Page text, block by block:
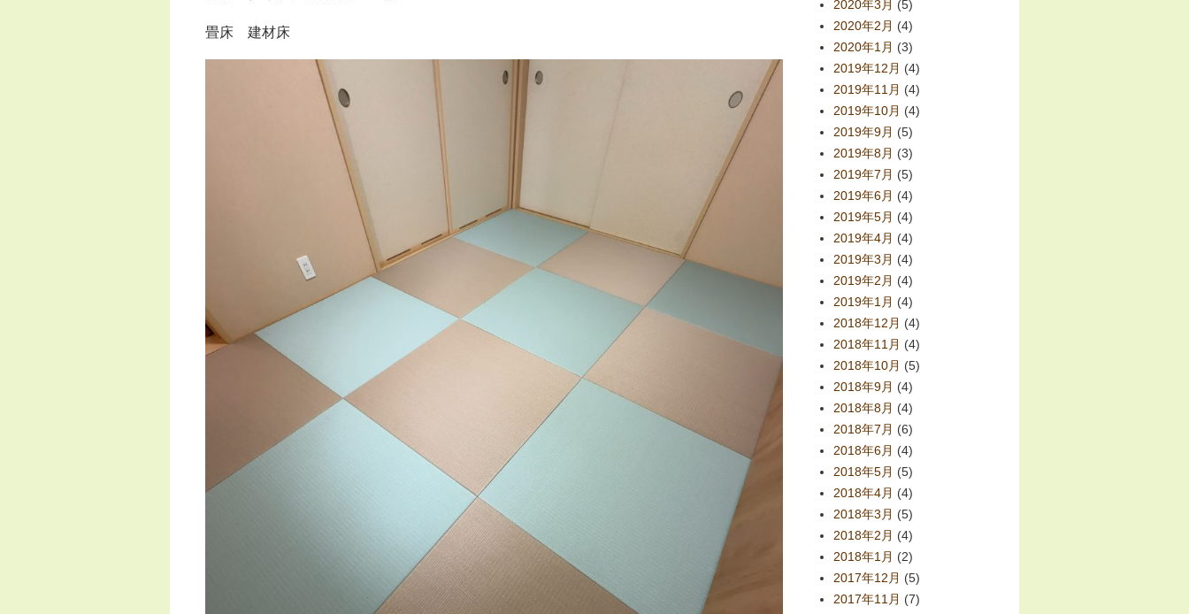
畳床 建材床
2020年3月 (5)
2020年2月 (4)
2020年1月 (3)
2019年12月 (4)
2019年11月 (4)
2019年10月 (4)
2019年9月 (5)
2019年8月 (3)
2019年7月 (5)
2019年6月 (4)
2019年5月 (4)
2019年4月 (4)
2019年3月 (4)
2019年2月 (4)
2019年1月 (4)
2018年12月 (4)
2018年11月 (4)
2018年10月 (5)
2018年9月 (4)
2018年8月 (4)
2018年7月 (6)
2018年6月 (4)
2018年5月 (5)
2018年4月 (4)
2018年3月 (5)
2018年2月 (4)
2018年1月 (2)
2017年12月 (5)
2017年11月 (7)